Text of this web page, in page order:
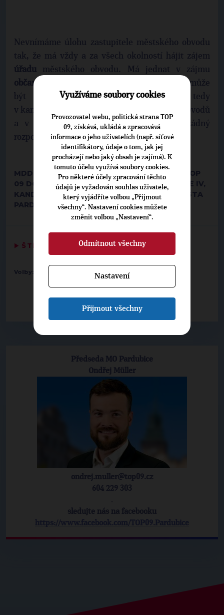
Předseda MO Pardubice
Ondřej Müller
ondrej.muller@top09.cz
604 229 303
sledujte nás na facebooku
Nevnímáme úlohu zastupitele městského obvodu
tak, že má vždy a za všech okolností hájit zájem
úřadu městského obvodu. Má jednat v zájmu
občanů
městského obvodu a tímto zájmem může
být i zrušení úřadu. Neshledáváme tedy
v kandidatuře do zastupitelstev městských obvodů
a v záměru některé tyto obvody zrušit žádný
rozpor.
MDDR. MICHAL PRAŽAN, LÍDR KANDIDÁTKY TOP
09 DO ZASTUPITELSTVA OBVODU PARDUBICE IV,
KANDIDÁT TOP 09 DO ZASTUPITELSTVA MĚSTA
PARDUBICE, PRAZAN@DENTPRA.CZ
▶ ŠTÍTKY
Volby: 2014 zastupitelstva obcí
Pardubice-5. Michal Pražan
Pardubice IV-1. Michal Pražan
Využíváme soubory cookies
Provozovatel webu, politická strana TOP
09, získává, ukládá a zpracovává
informace o jeho uživatelích (např. síťové
identifikátory, údaje o tom, jak jej
procházejí nebo jaký obsah je zajímá). K
tomuto účelu využívá soubory cookies.
Pro některé účely zpracování těchto
údajů je vyžadován souhlas uživatele,
který vyjádříte volbou „Přijmout
všechny“. Nastavení cookies můžete
změnit volbou „Nastavení“.
Odmítnout všechny
Nastavení
Přijmout všechny